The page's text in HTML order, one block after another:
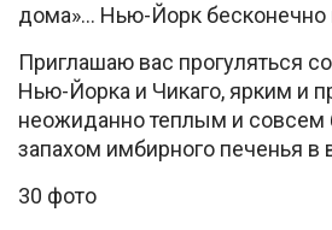
дома»… Нью-Йорк бесконечно
Приглашаю вас прогуляться
Нью-Йорка и Чикаго, ярким и
неожиданно теплым и совсем
запахом имбирного печенья в
30 фото